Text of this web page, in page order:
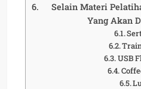
Selain Materi
Yang Akan
USB